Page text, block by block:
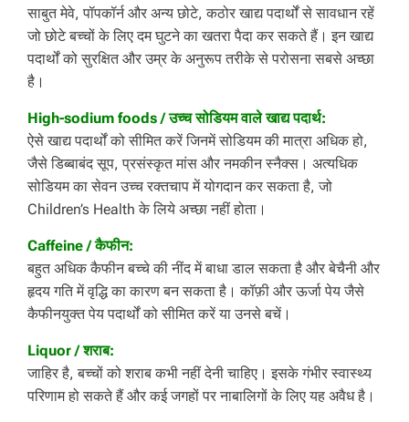
साबुत मेवे, पॉपकॉर्न और अन्य छोटे, कठोर खाद्य पदार्थों से सावधान रहें
जो छोटे बच्चों के लिए दम घुटने का खतरा पैदा कर सकते हैं। इन खाद्य
पदार्थों को सुरक्षित और उम्र के अनुरूप तरीके से परोसना सबसे अच्छा
है।
High-sodium foods / उच्च सोडियम वाले खाद्य पदार्थ:
ऐसे खाद्य पदार्थों को सीमित करें जिनमें सोडियम की मात्रा अधिक हो,
जैसे डिब्बाबंद सूप, प्रसंस्कृत मांस और नमकीन स्नैक्स। अत्यधिक
सोडियम का सेवन उच्च रक्तचाप में योगदान कर सकता है, जो
Children’s Health के लिये अच्छा नहीं होता।
Caffeine / कैफीन:
बहुत अधिक कैफीन बच्चे की नींद में बाधा डाल सकता है और बेचैनी और
हृदय गति में वृद्धि का कारण बन सकता है। कॉफ़ी और ऊर्जा पेय जैसे
कैफीनयुक्त पेय पदार्थों को सीमित करें या उनसे बचें।
Liquor / शराब:
जाहिर है, बच्चों को शराब कभी नहीं देनी चाहिए। इसके गंभीर स्वास्थ्य
परिणाम हो सकते हैं और कई जगहों पर नाबालिगों के लिए यह अवैध है।